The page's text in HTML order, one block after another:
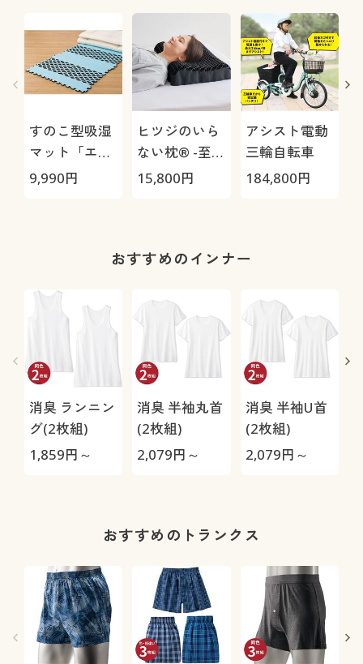
すのこ型吸湿
マット「エア
ージョブ®」
9,990円
ヒツジのいら
ない枕® -至
極-
15,800円
アシスト電動
三輪自転車
184,800円
おすすめのインナー
消臭 ランニン
グ(2枚組)
1,859円～
消臭 半袖丸首
(2枚組)
2,079円～
消臭 半袖U首
(2枚組)
2,079円～
おすすめのトランクス